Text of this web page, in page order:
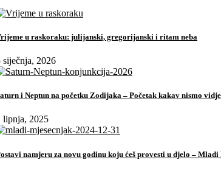
u raskoraku: julijanski, gregorijanski i ritam neba
siječnja, 2026
i Neptun na početku Zodijaka – Početak kakav nismo
lipnja, 2025
namjeru za novu godinu koju ćeš provesti u djelo – Mladi